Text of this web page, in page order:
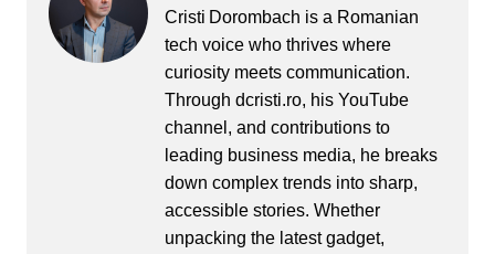
Cristi Dorombach is a Romanian
tech voice who thrives where
curiosity meets communication.
Through dcristi.ro, his YouTube
channel, and contributions to
leading business media, he breaks
down complex trends into sharp,
accessible stories. Whether
unpacking the latest gadget,